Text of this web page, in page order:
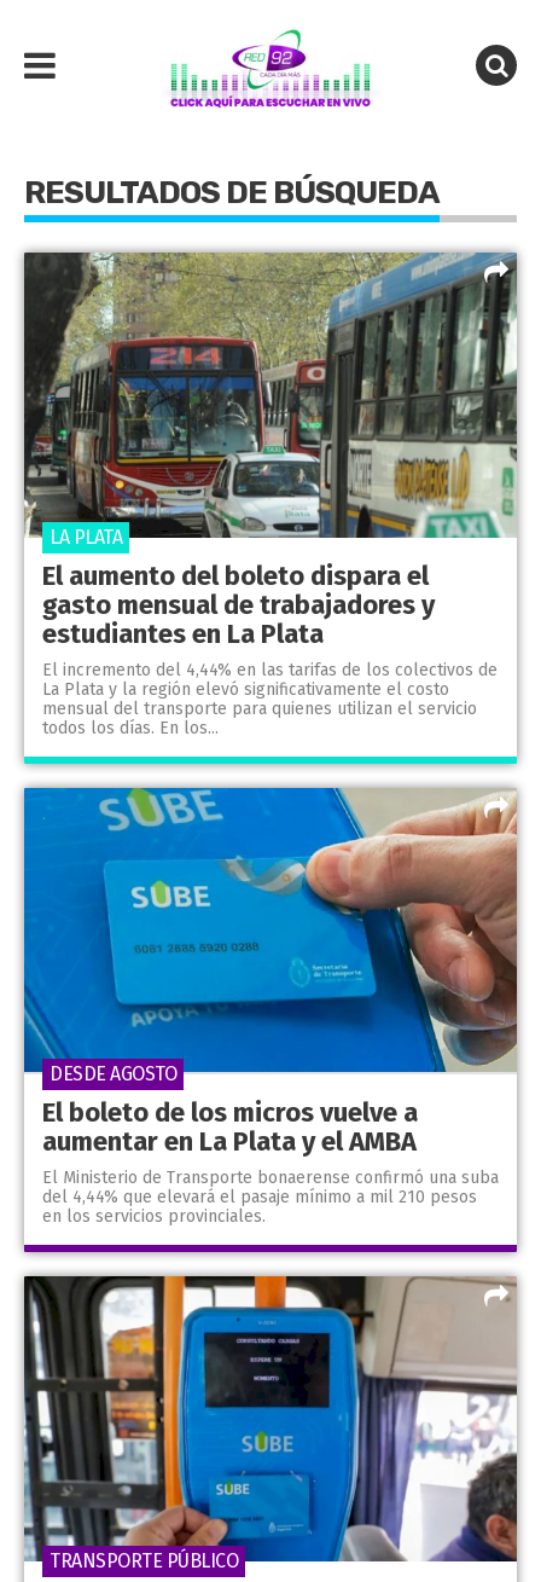
RESULTADOS DE BÚSQUEDA
El aumento del boleto dispara el
gasto mensual de trabajadores y
estudiantes en La Plata
El incremento del 4,44% en las tarifas de los colectivos de
La Plata y la región elevó significativamente el costo
mensual del transporte para quienes utilizan el servicio
todos los días. En los...
LA PLATA
El boleto de los micros vuelve a
aumentar en La Plata y el AMBA
El Ministerio de Transporte bonaerense confirmó una suba
del 4,44% que elevará el pasaje mínimo a mil 210 pesos
en los servicios provinciales.
DESDE AGOSTO
TRANSPORTE PÚBLICO